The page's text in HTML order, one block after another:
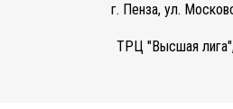
г. Пенза, ул.
ТРЦ "Высшая